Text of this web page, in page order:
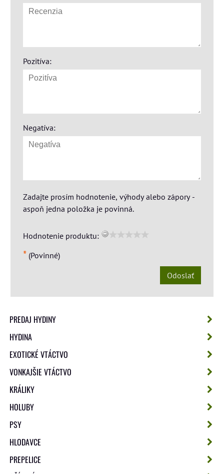
Pozitíva:
Negatíva:
Zadajte prosím hodnotenie, výhody alebo zápory -
aspoň jedna položka je povinná.
Hodnotenie produktu:
* (Povinné)
Odoslať
PREDAJ HYDINY
HYDINA
EXOTICKÉ VTÁCTVO
VONKAJŠIE VTÁCTVO
KRÁLIKY
HOLUBY
PSY
HLODAVCE
PREPELICE